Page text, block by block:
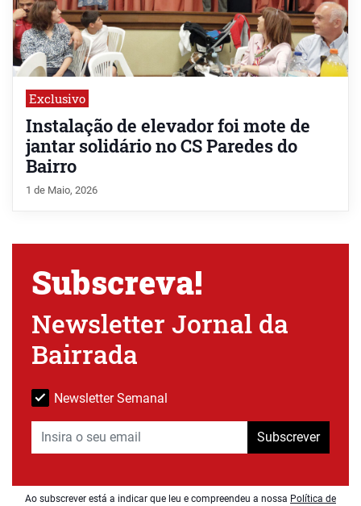
Exclusivo
Instalação de elevador foi mote de
jantar solidário no CS Paredes do
Bairro
1 de Maio, 2026
Subscreva!
Newsletter Jornal da
Bairrada
Newsletter Semanal
Subscrever
Ao subscrever está a indicar que leu e compreendeu a nossa Política de